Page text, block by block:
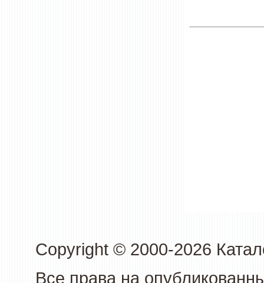
Copyright © 2000-2026
Все права на